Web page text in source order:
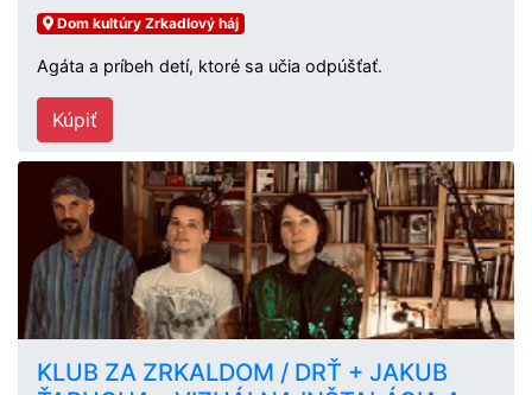
Dom kultúry Zrkadlový háj
Agáta a príbeh detí, ktoré sa učia odpúšťať.
Kúpiť
KLUB ZA ZRKALDOM / DRŤ + JAKUB